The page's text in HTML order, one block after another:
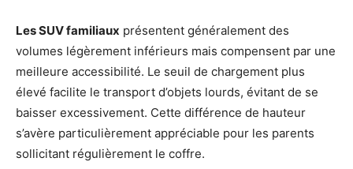
Les SUV familiaux présentent généralement des
volumes légèrement inférieurs mais compensent par une
meilleure accessibilité. Le seuil de chargement plus
élevé facilite le transport d’objets lourds, évitant de se
baisser excessivement. Cette différence de hauteur
s’avère particulièrement appréciable pour les parents
sollicitant régulièrement le coffre.